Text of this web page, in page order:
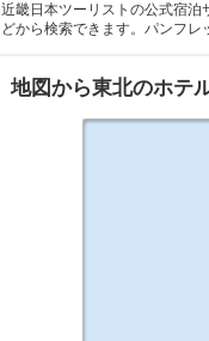
近畿日本ツーリストの公式宿泊
どから検索できます。パンフレ
地図から東北のホテ